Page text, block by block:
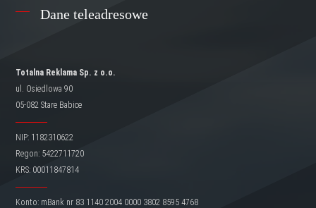
Dane teleadresowe
Totalna Reklama Sp. z o.o.
ul. Osiedlowa 90
05-082 Stare Babice
NIP: 1182310622
Regon: 5422711720
KRS: 00011847814
Konto: mBank nr 83 1140 2004 0000 3802 8595 4768